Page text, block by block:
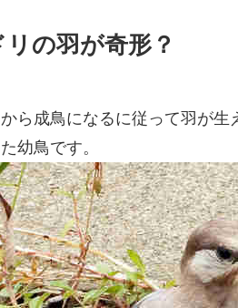
の羽が奇形？
ら成鳥になるに従って羽が生
幼鳥です。